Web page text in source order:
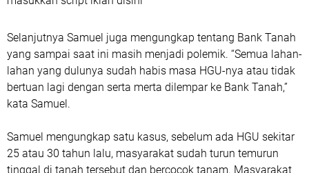
Selanjutnya Samuel juga mengungkap tentang Bank Tanah
yang sampai saat ini masih menjadi polemik. “Semua lahan-
lahan yang dulunya sudah habis masa HGU-nya atau tidak
bertuan lagi dengan serta merta dilempar ke Bank Tanah,”
kata Samuel.
Samuel mengungkap satu kasus, sebelum ada HGU sekitar
25 atau 30 tahun lalu, masyarakat sudah turun temurun
tinggal di tanah tersebut dan bercocok tanam. Masyarakat